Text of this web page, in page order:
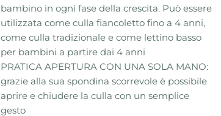
bambino in ogni fase della crescita. Può essere
utilizzata come culla fiancoletto fino a 4 anni,
come culla tradizionale e come lettino basso
per bambini a partire dai 4 anni
PRATICA APERTURA CON UNA SOLA MANO:
grazie alla sua spondina scorrevole è possibile
aprire e chiudere la culla con un semplice
gesto